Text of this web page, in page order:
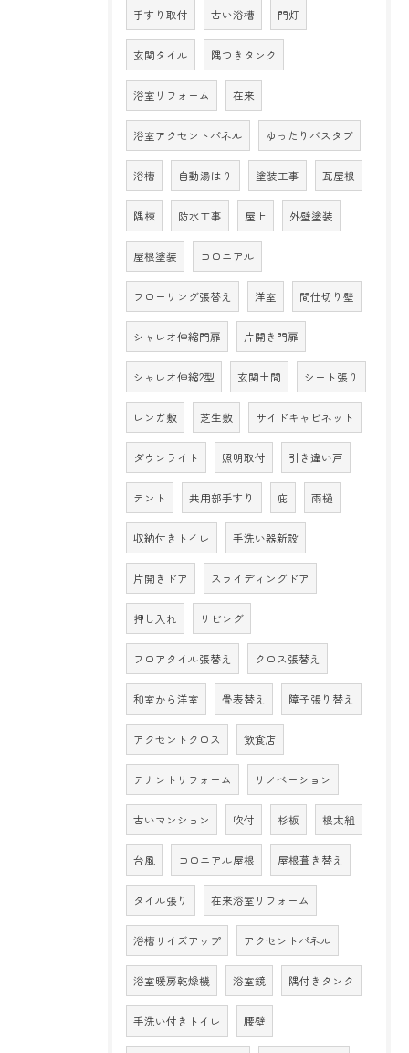
手すり取付 古い浴槽 門灯
玄関タイル 隅つきタンク
浴室リフォーム 在来
浴室アクセントパネル ゆったりバスタブ
浴槽 自動湯はり 塗装工事 瓦屋根
隅棟 防水工事 屋上 外壁塗装
屋根塗装 コロニアル
フローリング張替え 洋室 間仕切り壁
シャレオ伸縮門扉 片開き門扉
シャレオ伸縮2型 玄関土間 シート張り
レンガ敷 芝生敷 サイドキャビネット
ダウンライト 照明取付 引き違い戸
テント 共用部手すり 庇 雨樋
収納付きトイレ 手洗い器新設
片開きドア スライディングドア
押し入れ リビング
フロアタイル張替え クロス張替え
和室から洋室 畳表替え 障子張り替え
アクセントクロス 飲食店
テナントリフォーム リノベーション
古いマンション 吹付 杉板 根太組
台風 コロニアル屋根 屋根葺き替え
タイル張り 在来浴室リフォーム
浴槽サイズアップ アクセントパネル
浴室暖房乾燥機 浴室鏡 隅付きタンク
手洗い付きトイレ 腰壁